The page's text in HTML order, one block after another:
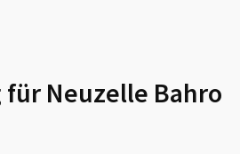
für Neuzelle Bahro